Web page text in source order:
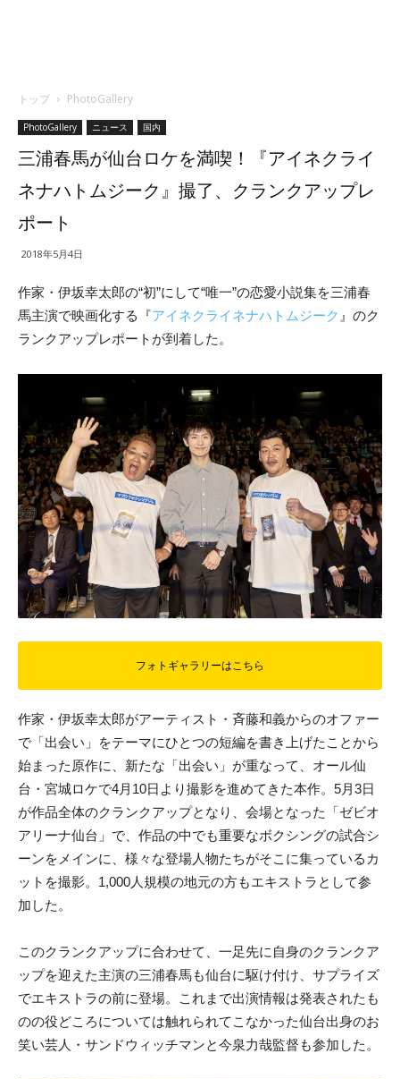
トップ PhotoGallery
PhotoGallery ニュース 国内
三浦春馬が仙台ロケを満喫！『アイネクライ
ネナハトムジーク』撮了、クランクアップレ
ポート
2018年5月4日
作家・伊坂幸太郎の“初”にして“唯一”の恋愛小説集を三浦春
馬主演で映画化する『アイネクライネナハトムジーク 』のク
ランクアップレポートが到着した。
フォトギャラリーはこちら
作家・伊坂幸太郎がアーティスト・斉藤和義からのオファー
で「出会い」をテーマにひとつの短編を書き上げたことから
始まった原作に、新たな「出会い」が重なって、オール仙
台・宮城ロケで4月10日より撮影を進めてきた本作。5月3日
が作品全体のクランクアップとなり、会場となった「ゼビオ
アリーナ仙台」で、作品の中でも重要なボクシングの試合シ
ーンをメインに、様々な登場人物たちがそこに集っているカ
ットを撮影。1,000人規模の地元の方もエキストラとして参
加した。
このクランクアップに合わせて、一足先に自身のクランクア
ップを迎えた主演の三浦春馬も仙台に駆け付け、サプライズ
でエキストラの前に登場。これまで出演情報は発表されたも
のの役どころについては触れられてこなかった仙台出身のお
笑い芸人・サンドウィッチマンと今泉力哉監督も参加した。